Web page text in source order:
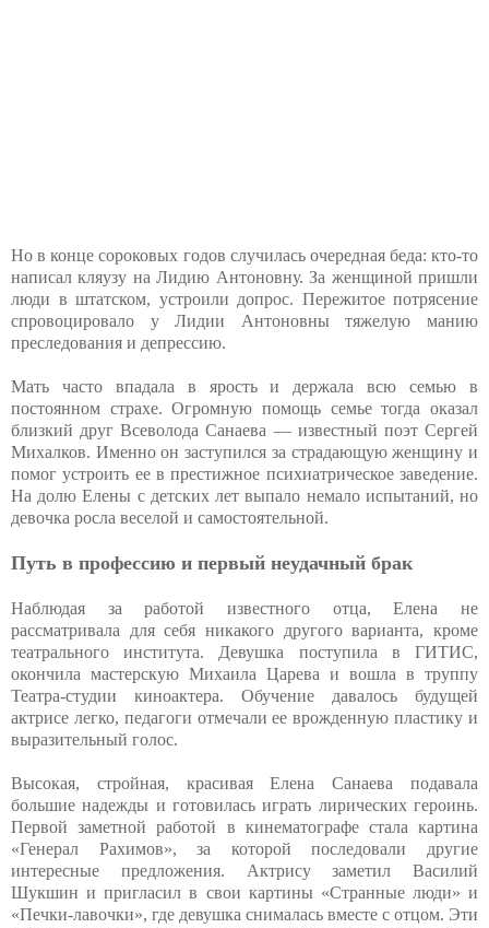
Но в конце сороковых годов случилась очередная беда: кто-то
написал кляузу на Лидию Антоновну. За женщиной пришли
люди в штатском, устроили допрос. Пережитое потрясение
спровоцировало у Лидии Антоновны тяжелую манию
преследования и депрессию.
Мать часто впадала в ярость и держала всю семью в
постоянном страхе. Огромную помощь семье тогда оказал
близкий друг Всеволода Санаева — известный поэт Сергей
Михалков. Именно он заступился за страдающую женщину и
помог устроить ее в престижное психиатрическое заведение.
На долю Елены с детских лет выпало немало испытаний, но
девочка росла веселой и самостоятельной.
Путь в профессию и первый неудачный брак
Наблюдая за работой известного отца, Елена не
рассматривала для себя никакого другого варианта, кроме
театрального института. Девушка поступила в ГИТИС,
окончила мастерскую Михаила Царева и вошла в труппу
Театра-студии киноактера. Обучение давалось будущей
актрисе легко, педагоги отмечали ее врожденную пластику и
выразительный голос.
Высокая, стройная, красивая Елена Санаева подавала
большие надежды и готовилась играть лирических героинь.
Первой заметной работой в кинематографе стала картина
«Генерал Рахимов», за которой последовали другие
интересные предложения. Актрису заметил Василий
Шукшин и пригласил в свои картины «Странные люди» и
«Печки-лавочки», где девушка снималась вместе с отцом. Эти